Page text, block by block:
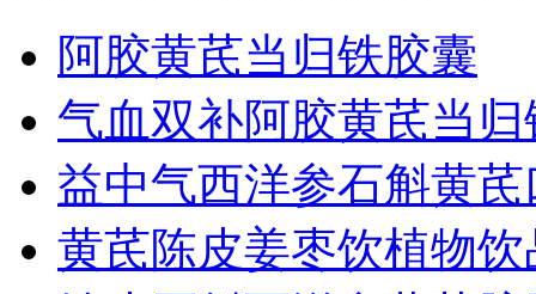
阿胶黄芪当归铁胶囊
气血双补阿胶黄芪当
益中气西洋参石斛黄
黄芪陈皮姜枣饮植物饮